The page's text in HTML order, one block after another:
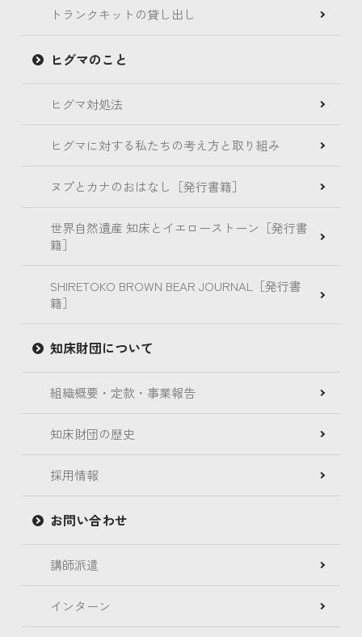
トランクキットの貸し出し
ヒグマのこと
ヒグマ対処法
ヒグマに対する私たちの考え方と取り組み
ヌプとカナのおはなし［発行書籍］
世界自然遺産 知床とイエローストーン［発行書
籍］
SHIRETOKO BROWN BEAR JOURNAL［発行書
籍］
知床財団について
組織概要・定款・事業報告
知床財団の歴史
採用情報
お問い合わせ
講師派遣
インターン